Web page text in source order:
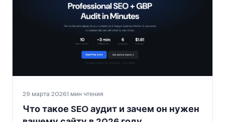
29 марта 20261 мин чтения
Что такое SEO аудит и зачем он нужен